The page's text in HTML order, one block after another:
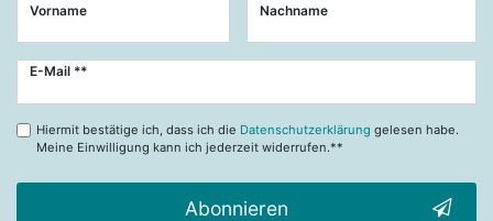
Vorname Nachname
E-Mail **
Newsletter
Hiermit bestätige ich, dass ich die Datenschutzerklärung gelesen habe.
Meine Einwilligung kann ich jederzeit widerrufen.**
Abonnieren